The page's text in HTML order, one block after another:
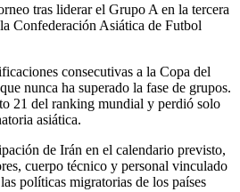
tras liderar el Grupo A en la tercera
Confederación Asiática de Futbol
consecutivas a la Copa del
nunca ha superado la fase de grupos.
21 del ranking mundial y perdió solo
asiática.
de Irán en el calendario previsto,
cuerpo técnico y personal vinculado
políticas migratorias de los países